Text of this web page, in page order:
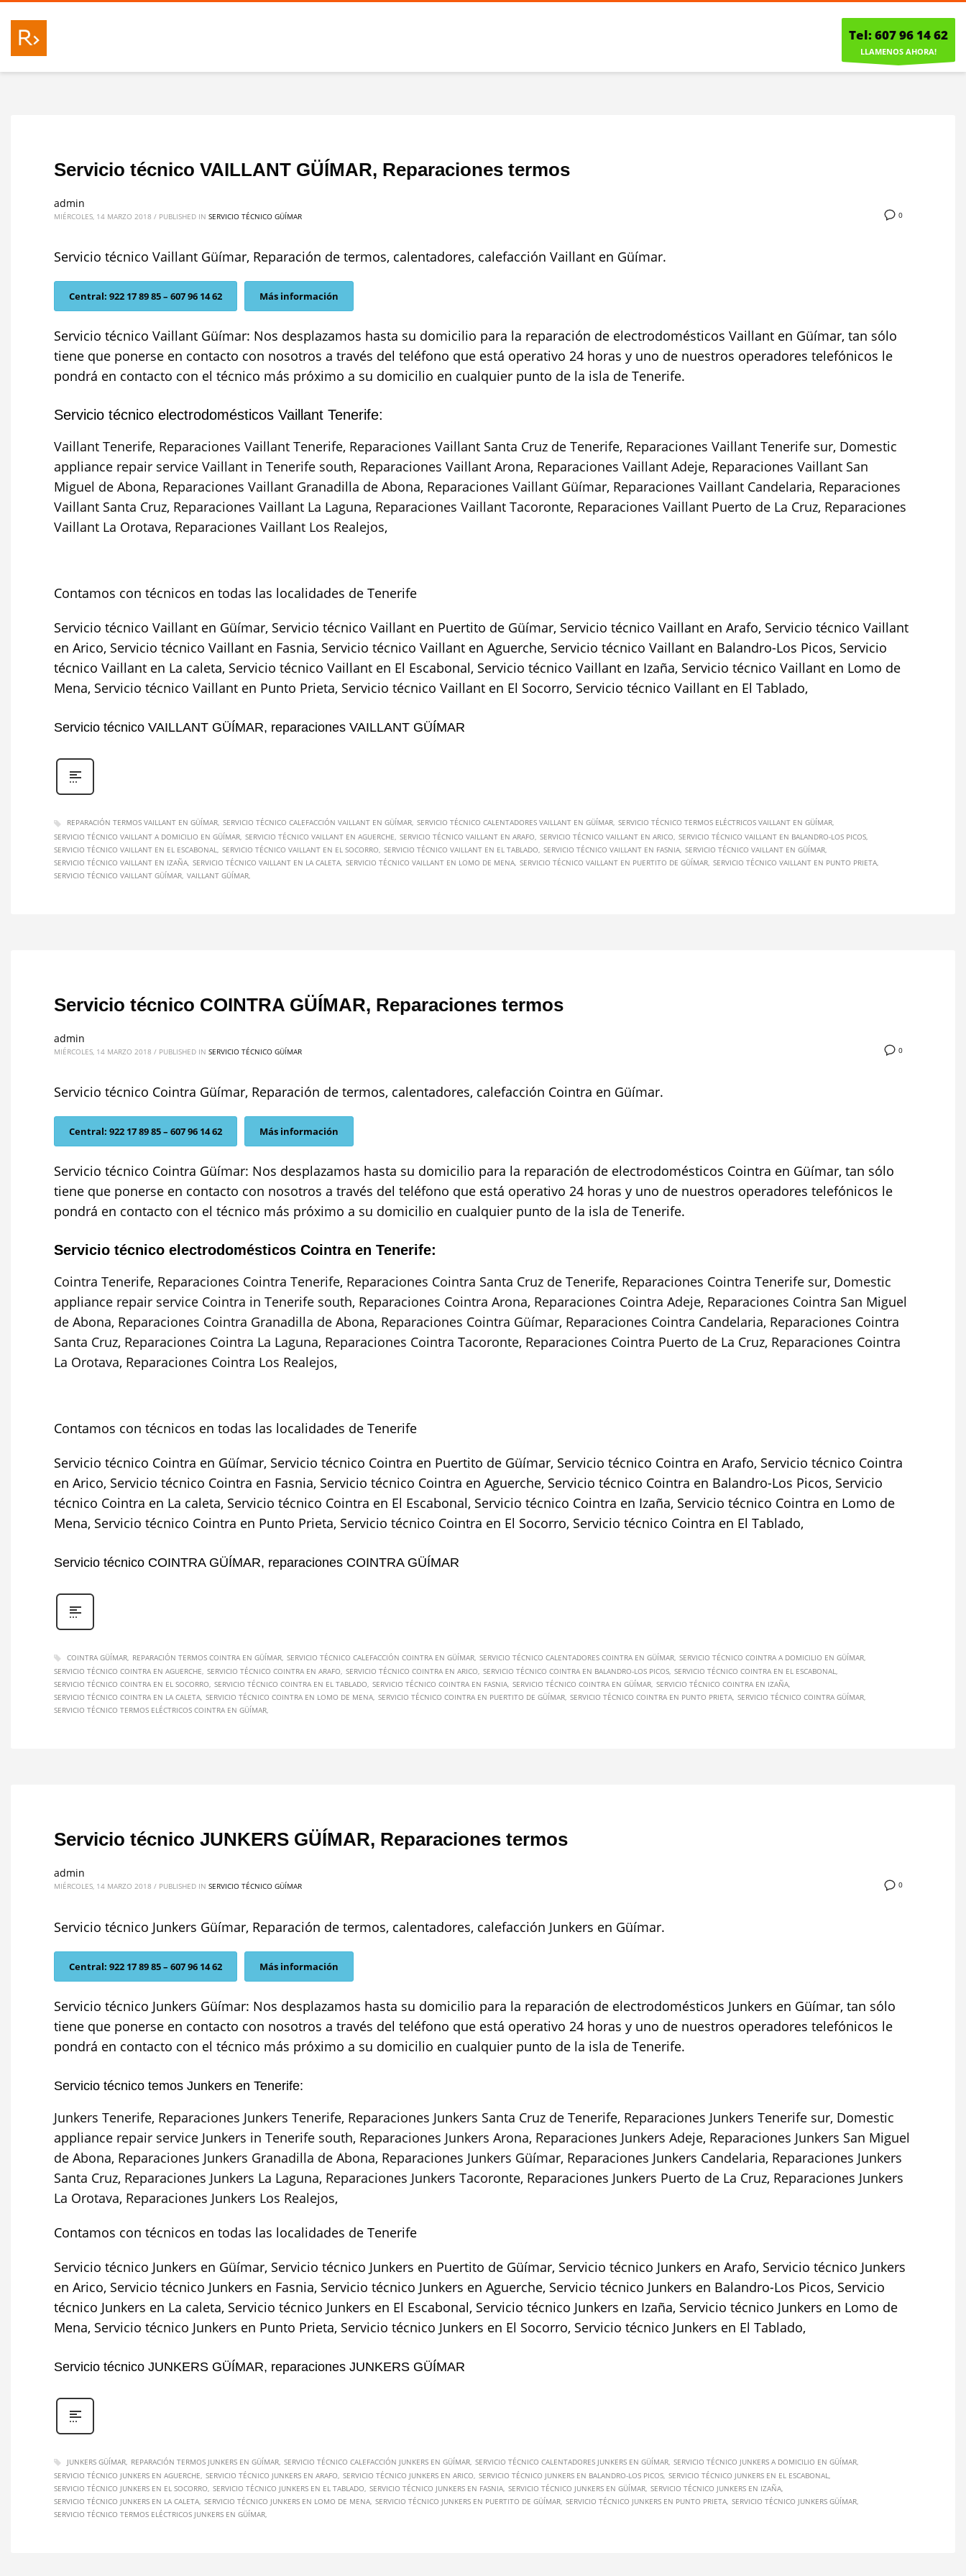
Tel: 607 96 14 62
LLAMENOS AHORA!
Servicio técnico VAILLANT GÜÍMAR, Reparaciones termos
0
admin
MIÉRCOLES, 14 MARZO 2018 / PUBLISHED IN SERVICIO TÉCNICO GÜÍMAR
Servicio técnico Vaillant Güímar, Reparación de termos, calentadores, calefacción Vaillant en Güímar.
Central: 922 17 89 85 – 607 96 14 62 Más información
Servicio técnico Vaillant Güímar: Nos desplazamos hasta su domicilio para la reparación de electrodomésticos Vaillant en Güímar, tan sólo
tiene que ponerse en contacto con nosotros a través del teléfono que está operativo 24 horas y uno de nuestros operadores telefónicos le
pondrá en contacto con el técnico más próximo a su domicilio en cualquier punto de la isla de Tenerife.
Servicio técnico electrodomésticos Vaillant Tenerife:
Vaillant Tenerife, Reparaciones Vaillant Tenerife, Reparaciones Vaillant Santa Cruz de Tenerife, Reparaciones Vaillant Tenerife sur, Domestic
appliance repair service Vaillant in Tenerife south, Reparaciones Vaillant Arona, Reparaciones Vaillant Adeje, Reparaciones Vaillant San
Miguel de Abona, Reparaciones Vaillant Granadilla de Abona, Reparaciones Vaillant Güímar, Reparaciones Vaillant Candelaria, Reparaciones
Vaillant Santa Cruz, Reparaciones Vaillant La Laguna, Reparaciones Vaillant Tacoronte, Reparaciones Vaillant Puerto de La Cruz, Reparaciones
Vaillant La Orotava, Reparaciones Vaillant Los Realejos,
Contamos con técnicos en todas las localidades de Tenerife
Servicio técnico Vaillant en Güímar, Servicio técnico Vaillant en Puertito de Güímar, Servicio técnico Vaillant en Arafo, Servicio técnico Vaillant
en Arico, Servicio técnico Vaillant en Fasnia, Servicio técnico Vaillant en Aguerche, Servicio técnico Vaillant en Balandro-Los Picos, Servicio
técnico Vaillant en La caleta, Servicio técnico Vaillant en El Escabonal, Servicio técnico Vaillant en Izaña, Servicio técnico Vaillant en Lomo de
Mena, Servicio técnico Vaillant en Punto Prieta, Servicio técnico Vaillant en El Socorro, Servicio técnico Vaillant en El Tablado,
Servicio técnico VAILLANT GÜÍMAR, reparaciones VAILLANT GÜÍMAR
REPARACIÓN TERMOS VAILLANT EN GÜÍMAR SERVICIO TÉCNICO CALEFACCIÓN VAILLANT EN GÜÍMAR SERVICIO TÉCNICO CALENTADORES VAILLANT EN GÜÍMAR SERVICIO TÉCNICO TERMOS ELÉCTRICOS VAILLANT EN GÜÍMAR
SERVICIO TÉCNICO VAILLANT A DOMICILIO EN GÜÍMAR SERVICIO TÉCNICO VAILLANT EN AGUERCHE SERVICIO TÉCNICO VAILLANT EN ARAFO SERVICIO TÉCNICO VAILLANT EN ARICO SERVICIO TÉCNICO VAILLANT EN BALANDRO-LOS PICOS
SERVICIO TÉCNICO VAILLANT EN EL ESCABONAL
SERVICIO TÉCNICO VAILLANT EN EL SOCORRO SERVICIO TÉCNICO VAILLANT EN EL TABLADO SERVICIO TÉCNICO VAILLANT EN FASNIA SERVICIO TÉCNICO VAILLANT EN GÜÍMAR
SERVICIO TÉCNICO VAILLANT EN IZAÑA SERVICIO TÉCNICO VAILLANT EN LA CALETA SERVICIO TÉCNICO VAILLANT EN LOMO DE MENA SERVICIO TÉCNICO VAILLANT EN PUERTITO DE GÜÍMAR SERVICIO TÉCNICO VAILLANT EN PUNTO PRIETA
SERVICIO TÉCNICO VAILLANT GÜÍMAR VAILLANT GÜÍMAR
Servicio técnico COINTRA GÜÍMAR, Reparaciones termos
0
admin
MIÉRCOLES, 14 MARZO 2018 / PUBLISHED IN SERVICIO TÉCNICO GÜÍMAR
Servicio técnico Cointra Güímar, Reparación de termos, calentadores, calefacción Cointra en Güímar.
Central: 922 17 89 85 – 607 96 14 62 Más información
Servicio técnico Cointra Güímar: Nos desplazamos hasta su domicilio para la reparación de electrodomésticos Cointra en Güímar, tan sólo
tiene que ponerse en contacto con nosotros a través del teléfono que está operativo 24 horas y uno de nuestros operadores telefónicos le
pondrá en contacto con el técnico más próximo a su domicilio en cualquier punto de la isla de Tenerife.
Servicio técnico electrodomésticos Cointra en Tenerife:
Cointra Tenerife, Reparaciones Cointra Tenerife, Reparaciones Cointra Santa Cruz de Tenerife, Reparaciones Cointra Tenerife sur, Domestic
appliance repair service Cointra in Tenerife south, Reparaciones Cointra Arona, Reparaciones Cointra Adeje, Reparaciones Cointra San Miguel
de Abona, Reparaciones Cointra Granadilla de Abona, Reparaciones Cointra Güímar, Reparaciones Cointra Candelaria, Reparaciones Cointra
Santa Cruz, Reparaciones Cointra La Laguna, Reparaciones Cointra Tacoronte, Reparaciones Cointra Puerto de La Cruz, Reparaciones Cointra
La Orotava, Reparaciones Cointra Los Realejos,
Contamos con técnicos en todas las localidades de Tenerife
Servicio técnico Cointra en Güímar, Servicio técnico Cointra en Puertito de Güímar, Servicio técnico Cointra en Arafo, Servicio técnico Cointra
en Arico, Servicio técnico Cointra en Fasnia, Servicio técnico Cointra en Aguerche, Servicio técnico Cointra en Balandro-Los Picos, Servicio
técnico Cointra en La caleta, Servicio técnico Cointra en El Escabonal, Servicio técnico Cointra en Izaña, Servicio técnico Cointra en Lomo de
Mena, Servicio técnico Cointra en Punto Prieta, Servicio técnico Cointra en El Socorro, Servicio técnico Cointra en El Tablado,
Servicio técnico COINTRA GÜÍMAR, reparaciones COINTRA GÜÍMAR
COINTRA GÜÍMAR REPARACIÓN TERMOS COINTRA EN GÜÍMAR SERVICIO TÉCNICO CALEFACCIÓN COINTRA EN GÜÍMAR SERVICIO TÉCNICO CALENTADORES COINTRA EN GÜÍMAR SERVICIO TÉCNICO COINTRA A DOMICILIO EN GÜÍMAR
SERVICIO TÉCNICO COINTRA EN AGUERCHE SERVICIO TÉCNICO COINTRA EN ARAFO SERVICIO TÉCNICO COINTRA EN ARICO SERVICIO TÉCNICO COINTRA EN BALANDRO-LOS PICOS SERVICIO TÉCNICO COINTRA EN EL ESCABONAL
SERVICIO TÉCNICO COINTRA EN EL SOCORRO SERVICIO TÉCNICO COINTRA EN EL TABLADO SERVICIO TÉCNICO COINTRA EN FASNIA SERVICIO TÉCNICO COINTRA EN GÜÍMAR SERVICIO TÉCNICO COINTRA EN IZAÑA
SERVICIO TÉCNICO COINTRA EN LA CALETA SERVICIO TÉCNICO COINTRA EN LOMO DE MENA SERVICIO TÉCNICO COINTRA EN PUERTITO DE GÜÍMAR SERVICIO TÉCNICO COINTRA EN PUNTO PRIETA SERVICIO TÉCNICO COINTRA GÜÍMAR
SERVICIO TÉCNICO TERMOS ELÉCTRICOS COINTRA EN GÜÍMAR
Servicio técnico JUNKERS GÜÍMAR, Reparaciones termos
0
admin
MIÉRCOLES, 14 MARZO 2018 / PUBLISHED IN SERVICIO TÉCNICO GÜÍMAR
Servicio técnico Junkers Güímar, Reparación de termos, calentadores, calefacción Junkers en Güímar.
Central: 922 17 89 85 – 607 96 14 62 Más información
Servicio técnico Junkers Güímar: Nos desplazamos hasta su domicilio para la reparación de electrodomésticos Junkers en Güímar, tan sólo
tiene que ponerse en contacto con nosotros a través del teléfono que está operativo 24 horas y uno de nuestros operadores telefónicos le
pondrá en contacto con el técnico más próximo a su domicilio en cualquier punto de la isla de Tenerife.
Servicio técnico temos Junkers en Tenerife:
Junkers Tenerife, Reparaciones Junkers Tenerife, Reparaciones Junkers Santa Cruz de Tenerife, Reparaciones Junkers Tenerife sur, Domestic
appliance repair service Junkers in Tenerife south, Reparaciones Junkers Arona, Reparaciones Junkers Adeje, Reparaciones Junkers San Miguel
de Abona, Reparaciones Junkers Granadilla de Abona, Reparaciones Junkers Güímar, Reparaciones Junkers Candelaria, Reparaciones Junkers
Santa Cruz, Reparaciones Junkers La Laguna, Reparaciones Junkers Tacoronte, Reparaciones Junkers Puerto de La Cruz, Reparaciones Junkers
La Orotava, Reparaciones Junkers Los Realejos,
Contamos con técnicos en todas las localidades de Tenerife
Servicio técnico Junkers en Güímar, Servicio técnico Junkers en Puertito de Güímar, Servicio técnico Junkers en Arafo, Servicio técnico Junkers
en Arico, Servicio técnico Junkers en Fasnia, Servicio técnico Junkers en Aguerche, Servicio técnico Junkers en Balandro-Los Picos, Servicio
técnico Junkers en La caleta, Servicio técnico Junkers en El Escabonal, Servicio técnico Junkers en Izaña, Servicio técnico Junkers en Lomo de
Mena, Servicio técnico Junkers en Punto Prieta, Servicio técnico Junkers en El Socorro, Servicio técnico Junkers en El Tablado,
Servicio técnico JUNKERS GÜÍMAR, reparaciones JUNKERS GÜÍMAR
JUNKERS GÜÍMAR REPARACIÓN TERMOS JUNKERS EN GÜÍMAR SERVICIO TÉCNICO CALEFACCIÓN JUNKERS EN GÜÍMAR SERVICIO TÉCNICO CALENTADORES JUNKERS EN GÜÍMAR SERVICIO TÉCNICO JUNKERS A DOMICILIO EN GÜÍMAR
SERVICIO TÉCNICO JUNKERS EN AGUERCHE SERVICIO TÉCNICO JUNKERS EN ARAFO SERVICIO TÉCNICO JUNKERS EN ARICO SERVICIO TÉCNICO JUNKERS EN BALANDRO-LOS PICOS SERVICIO TÉCNICO JUNKERS EN EL ESCABONAL
SERVICIO TÉCNICO JUNKERS EN EL SOCORRO SERVICIO TÉCNICO JUNKERS EN EL TABLADO SERVICIO TÉCNICO JUNKERS EN FASNIA SERVICIO TÉCNICO JUNKERS EN GÜÍMAR SERVICIO TÉCNICO JUNKERS EN IZAÑA
SERVICIO TÉCNICO JUNKERS EN LA CALETA SERVICIO TÉCNICO JUNKERS EN LOMO DE MENA SERVICIO TÉCNICO JUNKERS EN PUERTITO DE GÜÍMAR SERVICIO TÉCNICO JUNKERS EN PUNTO PRIETA SERVICIO TÉCNICO JUNKERS GÜÍMAR
SERVICIO TÉCNICO TERMOS ELÉCTRICOS JUNKERS EN GÜÍMAR